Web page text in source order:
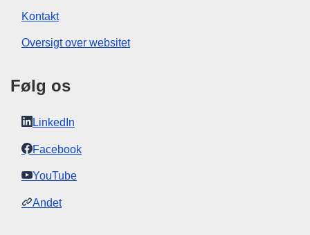
Kontakt
Oversigt over websitet
Følg os
LinkedIn
Facebook
YouTube
Andet